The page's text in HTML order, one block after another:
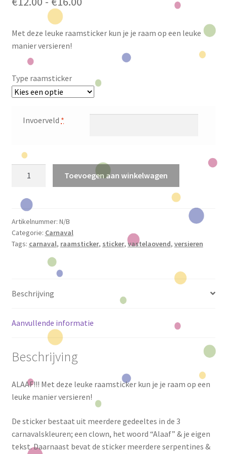
tot
Met deze leuke raamsticker kun je je raam op een leuke
manier versieren!
Type raamsticker
Invoerveld *
eigen
tekst
aantal
Toevoegen aan winkelwagen
Artikelnummer: N/B
Categorie: Carnaval
Tags: carnaval, raamsticker, sticker,vastelaovend, versieren
Beschrijving
Aanvullende informatie
Beschrijving
ALAAF!!! Met deze leuke raamsticker kun je je raam op een
leuke manier versieren!
De sticker bestaat uit meerdere gedeeltes in de 3
carnavalskleuren; een clown, het woord “Alaaf” & je eigen
tekst. Daarnaast bevat de sticker meerdere serpentines &